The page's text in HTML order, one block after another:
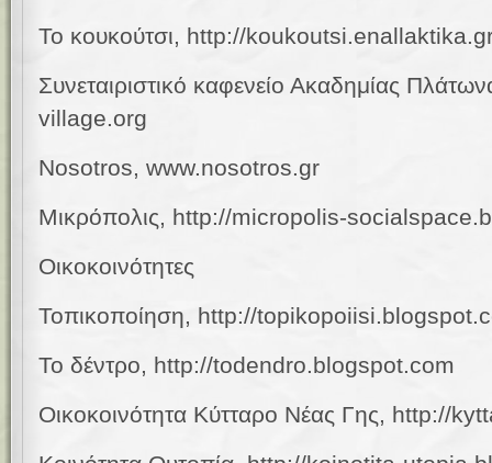
Το κουκούτσι, http://
Συνεταιριστικό καφενείο Ακαδημίας
village.org
Nosotros, www.nosotros.gr
Μικρόπολις, http://micropolis-socialspace.
Οικοκοινότητες
Τοπικοποίηση, http://topikopoiisi.blogspot.
Το δέντρο, http://todendro.blogspot.com
Οικοκοινότητα Κύτταρο Νέας Γης, http://